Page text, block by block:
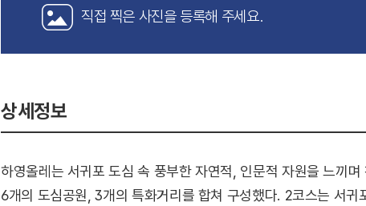
직접 찍은 사진을 등록해 주세요.
상세정보
하영올레는 서귀포 도심 속 풍부한 자연적, 인문적 자원을 느끼
6개의 도심공원, 3개의 특화거리를 합쳐 구성했다. 2코스는 서